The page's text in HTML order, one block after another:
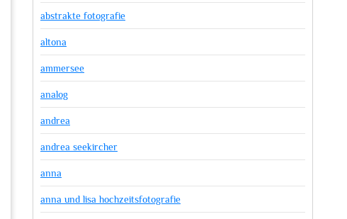
abstrakte fotografie
altona
ammersee
analog
andrea
andrea seekircher
anna
anna und lisa hochzeitsfotografie